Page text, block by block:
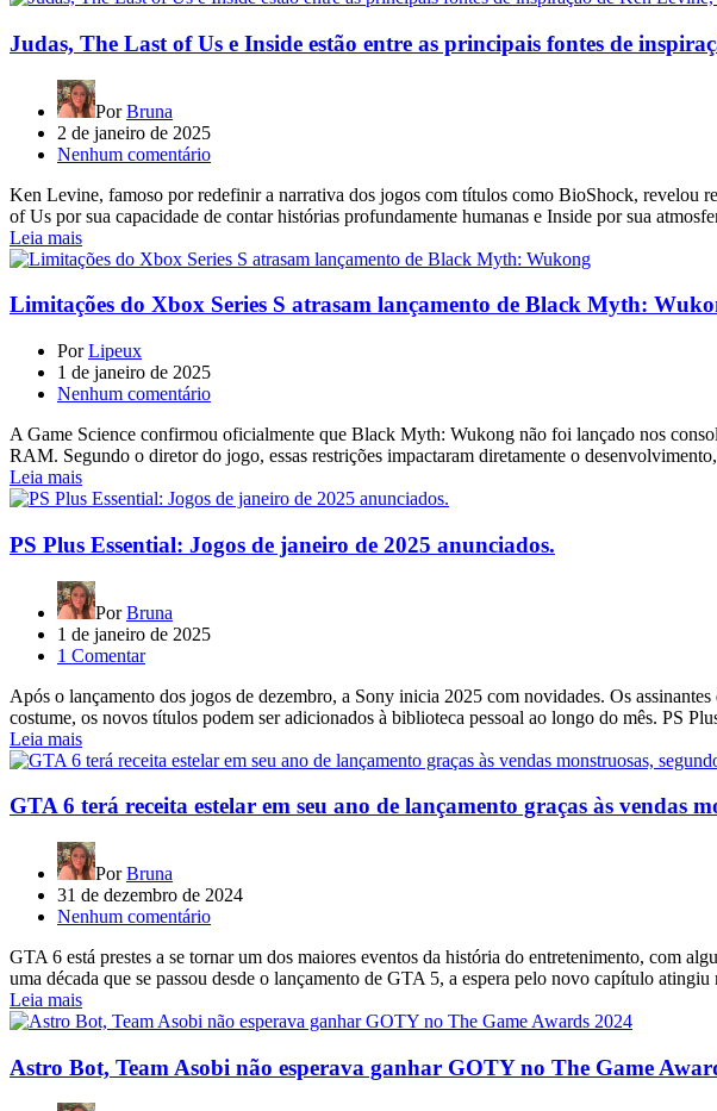
Judas, The Last of Us e Inside estão entre as principais fontes de
PorBruna
2 de janeiro de 2025
Nenhum comentário
Ken Levine, famoso por redefinir a narrativa dos jogos com títulos como BioShock, revelou
of Us por sua capacidade de contar histórias profundamente humanas e Inside por sua
Leia mais
Limitações do Xbox Series S atrasam lançamento de Black Myth:
PorLipeux
1 de janeiro de 2025
Nenhum comentário
A Game Science confirmou oficialmente que Black Myth: Wukong não foi lançado nos
RAM. Segundo o diretor do jogo, essas restrições impactaram diretamente o
Leia mais
PS Plus Essential: Jogos de janeiro de 2025 anunciados.
PorBruna
1 de janeiro de 2025
1 Comentar
Após o lançamento dos jogos de dezembro, a Sony inicia 2025 com novidades. Os
costume, os novos títulos podem ser adicionados à biblioteca pessoal ao longo do mês. PS
Leia mais
GTA 6 terá receita estelar em seu ano de lançamento graças às vendas
PorBruna
31 de dezembro de 2024
Nenhum comentário
GTA 6 está prestes a se tornar um dos maiores eventos da história do entretenimento, com
uma década que se passou desde o lançamento de GTA 5, a espera pelo novo capítulo
Leia mais
Astro Bot, Team Asobi não esperava ganhar GOTY no The Game